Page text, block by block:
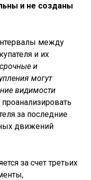
и не созданы
между
и их
и
могут
видимости
за последние
движений
за счет третьих